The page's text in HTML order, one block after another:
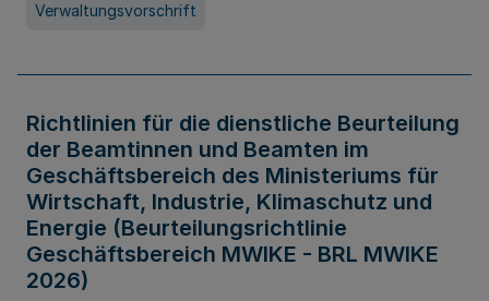
Verwaltungsvorschrift
Richtlinien für die dienstliche Beurteilung
der Beamtinnen und Beamten im
Geschäftsbereich des Ministeriums für
Wirtschaft, Industrie, Klimaschutz und
Energie (Beurteilungsrichtlinie
Geschäftsbereich MWIKE - BRL MWIKE
2026)